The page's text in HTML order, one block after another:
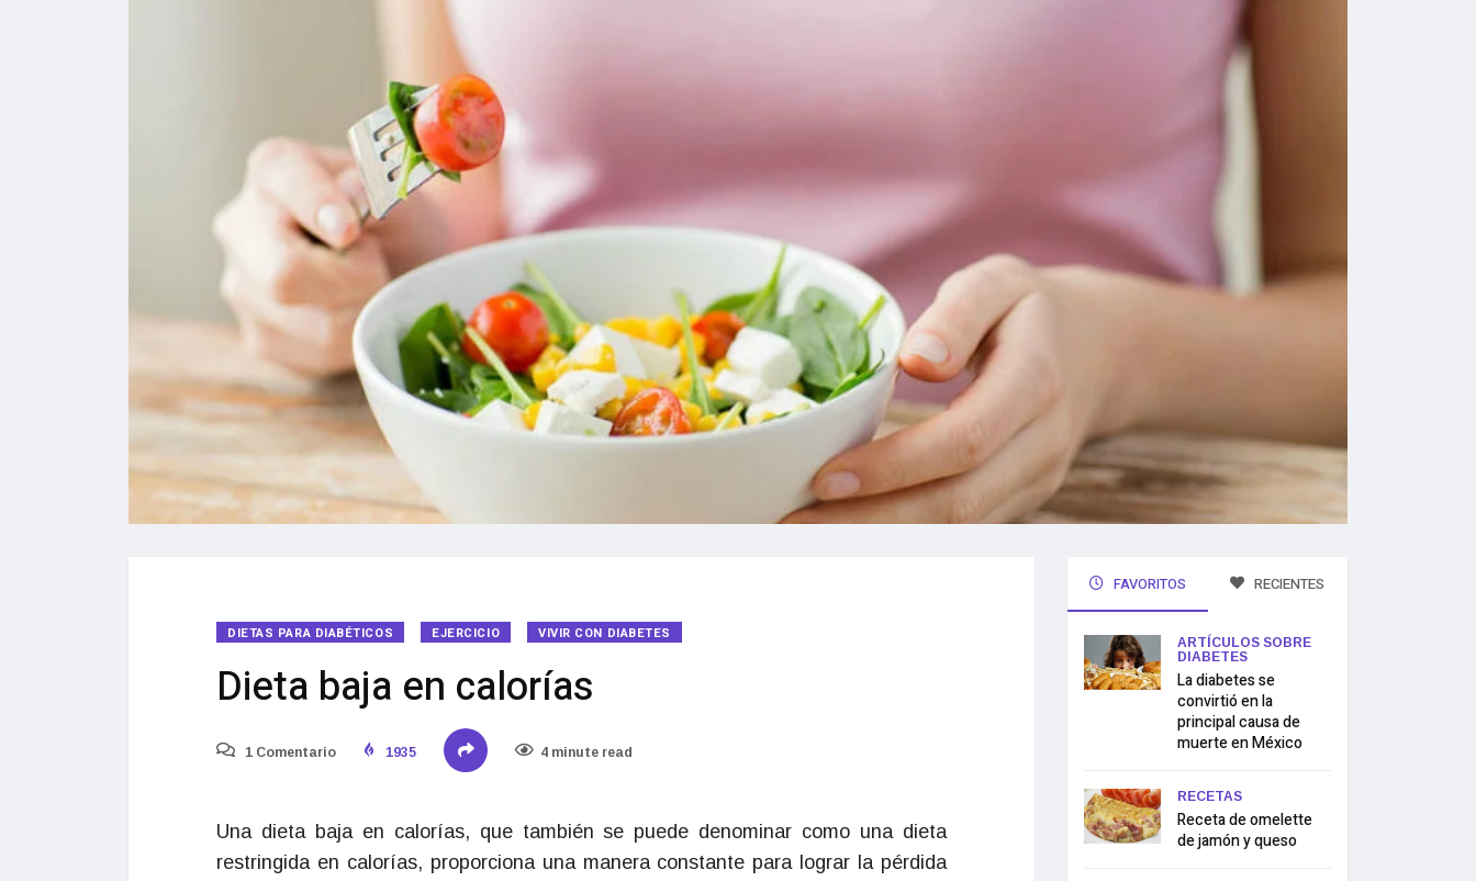
DIETAS PARA DIABÉTICOS EJERCICIO VIVIR CON DIABETES
Dieta baja en calorías
1 Comentario 1935 4 minute read
Una dieta baja en calorías, que también se puede denominar como una dieta
restringida en calorías, proporciona una manera constante para lograr la pérdida
FAVORITOS RECIENTES
ARTÍCULOS SOBRE
DIABETES
La diabetes se
convirtió en la
principal causa de
muerte en México
RECETAS
Receta de omelette
de jamón y queso